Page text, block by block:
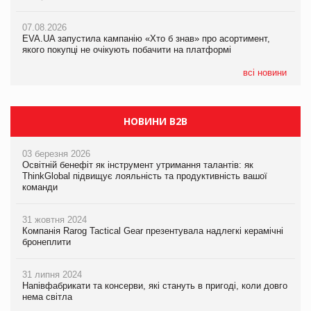
07.08.2026
EVA.UA запустила кампанію «Хто б знав» про асортимент,
якого покупці не очікують побачити на платформі
всі новини
07.08.2026
EVA.UA запустила кампанію «Хто б знав» про асортимент,
якого покупці не очікують побачити на платформі
НОВИНИ B2B
03 березня 2026
Освітній бенефіт як інструмент утримання талантів: як
ThinkGlobal підвищує лояльність та продуктивність вашої
команди
31 жовтня 2024
Компанія Rarog Tactical Gear презентувала надлегкі керамічні
бронеплити
31 липня 2024
Напівфабрикати та консерви, які стануть в пригоді, коли довго
нема світла